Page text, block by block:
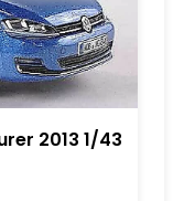
2013 1/43